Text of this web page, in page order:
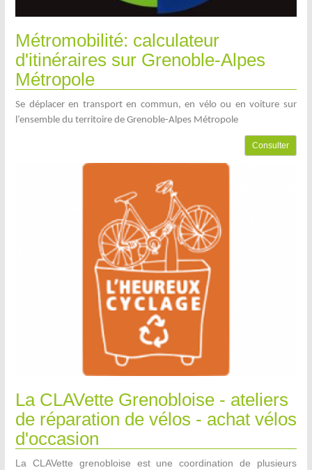
Métromobilité: calculateur
d'itinéraires sur Grenoble-Alpes
Métropole
Se déplacer en transport en commun, en vélo ou en voiture sur
l’ensemble du territoire de Grenoble-Alpes Métropole
Consulter
La CLAVette Grenobloise - ateliers
de réparation de vélos - achat vélos
d'occasion
La CLAVette grenobloise est une coordination de plusieurs